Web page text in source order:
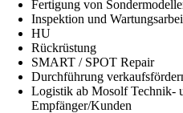
Fertigung von
Inspektion und
HU
Rückrüstung
SMART / SPOT Repair
Durchführung
Logistik ab Mosolf Technik-
Empfänger/Kunden